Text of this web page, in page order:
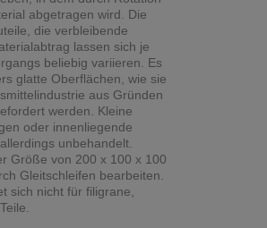
abgetragen wird. Die
die verbleibende
lassen sich je
beliebig variieren. Es
glatte Oberflächen, wie sie
aus Gründen
werden. Kleine
oder innenliegende
unbehandelt.
Größe von 200 x 100 x 100
Gleitschleifen bearbeiten.
sich nicht für filigrane,